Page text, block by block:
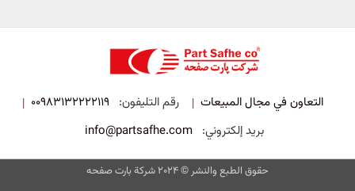
التعاون في مجال المبيعات | رقم التليفون: 00983132222119
|
بريد إلكتروني: info@partsafhe.com
حقوق الطبع والنشر © 2024 شركة بارت صفحه